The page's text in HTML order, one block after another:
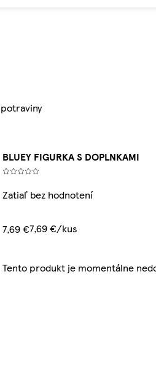
BLUEY FIGURKA S DOPLNKAMI
Zatiaľ bez hodnotení
7,69 €7,69 €/kus
Tento produkt je momentálne